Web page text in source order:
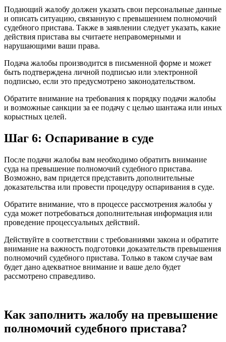
Подающий жалобу должен указать свои персональные данные
и описать ситуацию, связанную с превышением полномочий
судебного пристава. Также в заявлении следует указать, какие
действия пристава вы считаете неправомерными и
нарушающими ваши права.
Подача жалобы производится в письменной форме и может
быть подтверждена личной подписью или электронной
подписью, если это предусмотрено законодательством.
Обратите внимание на требования к порядку подачи жалобы
и возможные санкции за ее подачу с целью шантажа или иных
корыстных целей.
Шаг 6: Оспаривание в суде
После подачи жалобы вам необходимо обратить внимание
суда на превышение полномочий судебного пристава.
Возможно, вам придется представить дополнительные
доказательства или провести процедуру оспаривания в суде.
Обратите внимание, что в процессе рассмотрения жалобы у
суда может потребоваться дополнительная информация или
проведение процессуальных действий.
Действуйте в соответствии с требованиями закона и обратите
внимание на важность подготовки доказательств превышения
полномочий судебного пристава. Только в таком случае вам
будет дано адекватное внимание и ваше дело будет
рассмотрено справедливо.
Как заполнить жалобу на превышение
полномочий судебного пристава?